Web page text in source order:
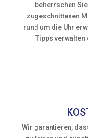
beherrschen
zugeschnittenen
rund um die Uhr
Tipps verwalten
Wir garantieren,